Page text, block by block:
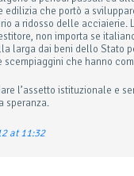
edilizia che portò a
a ridosso delle acciaierie.
non importa se
larga dai beni dello Stato
scempiaggini che hanno
l’assetto istituzionale e
speranza.
at 11:32